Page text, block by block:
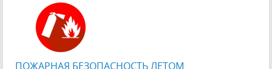
ПОЖАРНАЯ БЕЗОПАСНОСТЬ ЛЕТОМ